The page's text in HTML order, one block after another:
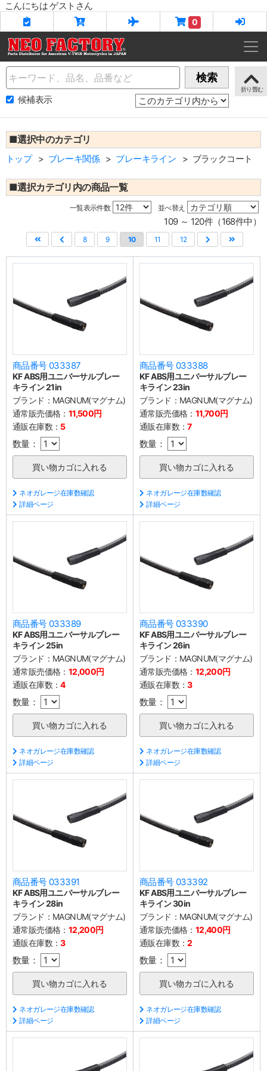
こんにちは ゲストさん
0
Name 検索
候補表示
■選択中のカテゴリ
トップ ブレーキ関係 ブレーキライン ブラックコート
■選択カテゴリ内の商品一覧
一覧表示件数 並べ替え
109 ～ 120件（168件中）
8 9 10 11 12
商品番号 033387
KF ABS用ユニバーサルブレー
キライン 21in
ブランド： MAGNUM(マグナム)
通常販売価格： 11,500円
通販在庫数： 5
数量：
ネオガレージ在庫数確認
詳細ページ
商品番号 033388
KF ABS用ユニバーサルブレー
キライン 23in
ブランド： MAGNUM(マグナム)
通常販売価格： 11,700円
通販在庫数：7
数量：
ネオガレージ在庫数確認
詳細ページ
商品番号 033389
KF ABS用ユニバーサルブレー
キライン 25in
ブランド： MAGNUM(マグナム)
通常販売価格： 12,000円
通販在庫数：4
数量：
ネオガレージ在庫数確認
詳細ページ
商品番号 033390
KF ABS用ユニバーサルブレー
キライン 26in
ブランド： MAGNUM(マグナム)
通常販売価格： 12,200円
通販在庫数：3
数量：
ネオガレージ在庫数確認
詳細ページ
商品番号 033391
KF ABS用ユニバーサルブレー
キライン 28in
ブランド： MAGNUM(マグナム)
通常販売価格： 12,200円
通販在庫数：3
数量：
ネオガレージ在庫数確認
詳細ページ
商品番号 033392
KF ABS用ユニバーサルブレー
キライン 30in
ブランド： MAGNUM(マグナム)
通常販売価格： 12,400円
通販在庫数：2
数量：
ネオガレージ在庫数確認
詳細ページ